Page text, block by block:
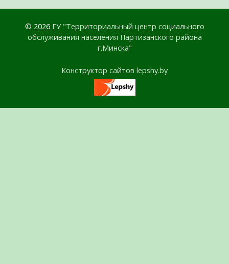
© 2026 ГУ "Территориальный центр социального
обслуживания населения Партизанского района
г.Минска"
Конструктор сайтов lepshy.by